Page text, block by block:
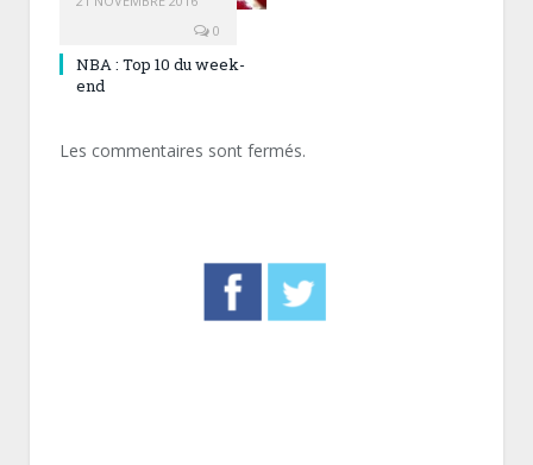
0
NBA : Top 10 du week-
end
Les commentaires sont fermés.